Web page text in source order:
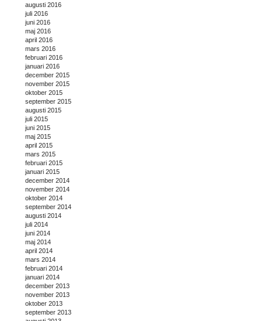
augusti 2016
juli 2016
juni 2016
maj 2016
april 2016
mars 2016
februari 2016
januari 2016
december 2015
november 2015
oktober 2015
september 2015
augusti 2015
juli 2015
juni 2015
maj 2015
april 2015
mars 2015
februari 2015
januari 2015
december 2014
november 2014
oktober 2014
september 2014
augusti 2014
juli 2014
juni 2014
maj 2014
april 2014
mars 2014
februari 2014
januari 2014
december 2013
november 2013
oktober 2013
september 2013